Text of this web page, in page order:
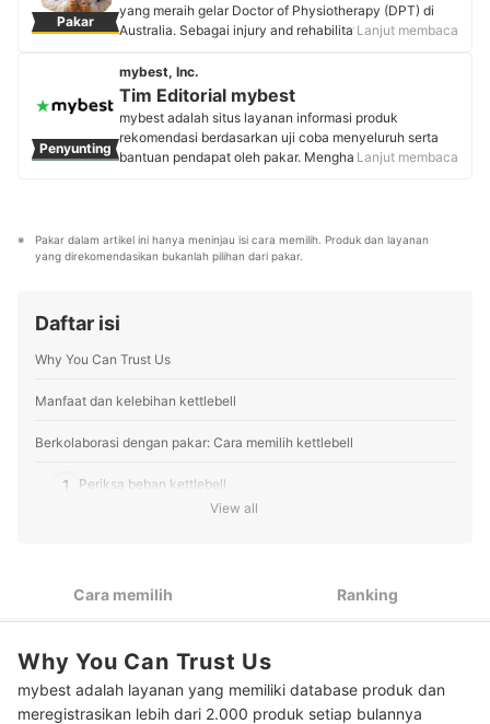
Pakar
yang meraih gelar Doctor of Physiotherapy (DPT) di
Australia. Sebagai injury and rehabilitation specialist, ia
dengan pergerakan tubuh dan pemulihan cedera.
Selain itu, ia juga merupakan strength and performance
coach yang membantu banyak orang meningkatkan
kekuatan dan kapasitas geraknya. Melalui akun
Instagram @theindophysio dengan lebih dari 57 ribu
pengikut, dr. Andy rutin membagikan edukasi seputar
Lanjut membaca
Penyunting
mybest, Inc.
Tim Editorial mybest
mybest adalah situs layanan informasi produk
rekomendasi berdasarkan uji coba menyeluruh serta
bantuan pendapat oleh pakar. Menghasilkan konten
sehari-hari, elektronik rumah tangga, hingga jasa bisa
ditemukan di mybest.
Lanjut membaca
Pakar dalam artikel ini hanya meninjau isi cara memilih. Produk dan layanan
yang direkomendasikan bukanlah pilihan dari pakar.
Daftar isi
Why You Can Trust Us
Manfaat dan kelebihan kettlebell
Berkolaborasi dengan pakar: Cara memilih kettlebell
1 Periksa beban kettlebell
4 Pastikan kettlebell stabil digunakan
Peringkat Kettlebell Terbaik
Tips melakukan gerakan olahraga dengan kettlebell
View all
Cara memilih Ranking
Why You Can Trust Us
mybest adalah layanan yang memiliki database produk dan
meregistrasikan lebih dari 2.000 produk setiap bulannya